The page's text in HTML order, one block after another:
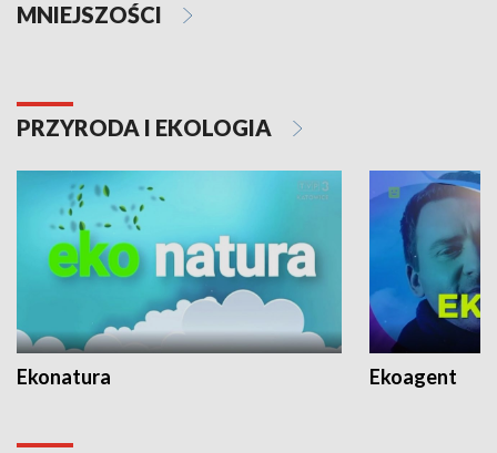
MNIEJSZOŚCI
PRZYRODA I EKOLOGIA
Ekonatura Ekoagent